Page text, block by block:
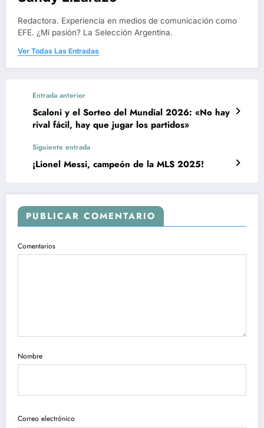
Redactora. Experiencia en medios de comunicación como
EFE. ¿Mi pasión? La Selección Argentina.
Ver Todas Las Entradas
Entrada anterior
Scaloni y el Sorteo del Mundial 2026: «No hay
rival fácil, hay que jugar los partidos»
Siguiente entrada
¡Lionel Messi, campeón de la MLS 2025!
PUBLICAR COMENTARIO
Comentarios
Nombre
Correo electrónico